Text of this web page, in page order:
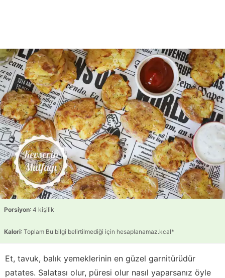
Porsiyon: 4 kişilik
Kalori: Toplam Bu bilgi belirtilmediği için hesaplanamaz.kcal*
Et, tavuk, balık yemeklerinin en güzel garnitürüdür
patates. Salatası olur, püresi olur nasıl yaparsanız öyle